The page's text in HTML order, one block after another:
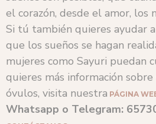
el corazón, desde el amor, los
Si tú también quieres ayudar
que los sueños se hagan
mujeres como Sayuri puedan
quieres más información
óvulos, visita nuestra PÁGINA
Whatsapp o Telegram: